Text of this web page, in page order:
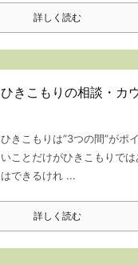
詳しく読む
ひきこもりの相談・カ
ひきこもりは”3つの間”がポ
いことだけがひきこもりで
はできるけれ ...
詳しく読む